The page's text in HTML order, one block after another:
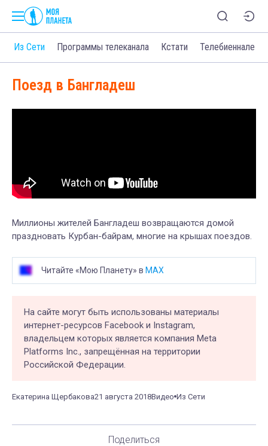
Из Сети Программы телеканала Кстати Телебиеннале
Поезд в Бангладеш
Миллионы жителей Бангладеш возвращаются домой
праздновать Курбан-байрам, многие на крышах поездов.
Читайте «Мою Планету» в MAX
На сайте могут быть использованы материалы
интернет-ресурсов Facebook и Instagram,
владельцем которых является компания Meta
Platforms Inc., запрещённая на территории
Российской Федерации.
Екатерина Щербакова21 августа 2018Видео Из Сети
Поделиться